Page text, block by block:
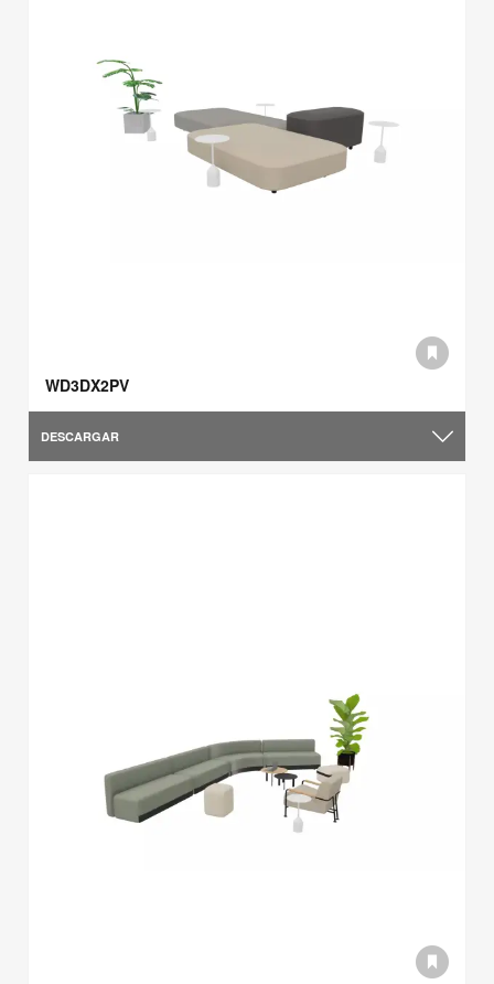
WD3DX2PV
DESCARGAR